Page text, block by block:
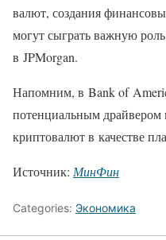
валют, создания
могут сыграть важную
в JPMorgan.
Напомним, в Bank of
потенциальным драйвером
криптовалют в качестве
Источник: МинФин
Categories: Экономика